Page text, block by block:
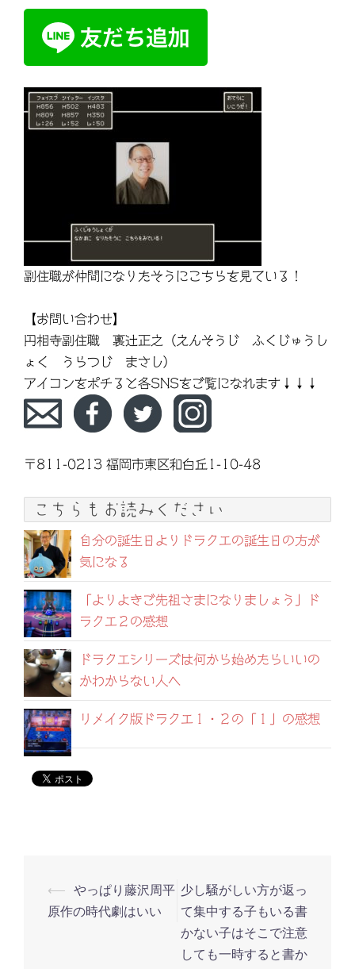
副住職が仲間になりたそうにこちらを見ている！
【お問い合わせ】
円相寺副住職 裏辻正之（えんそうじ ふくじゅうし
ょく うらつじ まさし）
アイコンをポチると各SNSをご覧になれます↓↓↓
〒811-0213 福岡市東区和白丘1-10-48
こちらもお読みください
自分の誕生日よりドラクエの誕生日の方が
気になる
「よりよきご先祖さまになりましょう」ド
ラクエ２の感想
ドラクエシリーズは何から始めたらいいの
かわからない人へ
リメイク版ドラクエ１・２の「１」の感想
投
稿
⟵ やっぱり藤沢周平
原作の時代劇はいい
少し騒がしい方が返っ
て集中する子もいる書
かない子はそこで注意
しても一時すると書か